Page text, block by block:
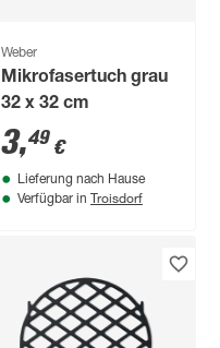
Weber
Mikrofasertuch grau
32 x 32 cm
3,49 €
Lieferung nach Hause
Verfügbar in Troisdorf